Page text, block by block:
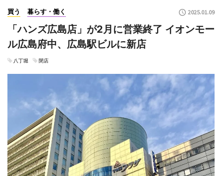
買う 暮らす・働く 2025.01.09
「ハンズ広島店」が2月に営業終了 イオンモー
ル広島府中、広島駅ビルに新店
八丁堀 閉店